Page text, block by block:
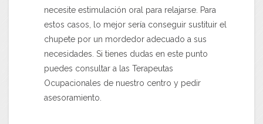
necesite estimulación oral para relajarse. Para
estos casos, lo mejor sería conseguir sustituir el
chupete por un mordedor adecuado a sus
necesidades. Si tienes dudas en este punto
puedes consultar a las Terapeutas
Ocupacionales de nuestro centro y pedir
asesoramiento.